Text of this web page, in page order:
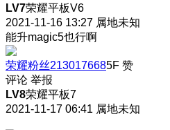
LV7荣耀平板V6
2021-11-16 13:27 属地未知
能升magic5也行啊
荣耀粉丝2130176685F 赞
评论 举报
LV8荣耀平板7
2021-11-17 06:41 属地未知